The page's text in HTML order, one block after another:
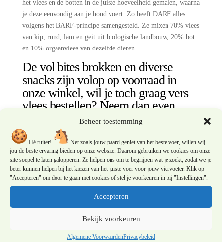
Beheer toestemming
Hé ruiter!
Net zoals jouw paard geniet van het beste voer, willen wij
jou de beste ervaring bieden op onze website. Daarom gebruiken we cookies om onze
site soepel te laten galopperen. Ze helpen ons om te begrijpen wat je zoekt, zodat we je
beter kunnen helpen bij het kiezen van het juiste voer voor jouw viervoeter. Klik op
"Accepteren" om door te gaan met cookies of stel je voorkeuren in bij "Instellingen".
Accepteren
Bekijk voorkeuren
Algemene VoorwaardenPrivacybeleid
het vlees en de botten in de juiste hoeveelheid gemalen, waarna
je deze eenvoudig aan je hond voert. Zo heeft DARF alles
volgens het BARF-principe samengesteld. Ze mixen 70% vlees
van kip, rund, lam en geit uit biologische landbouw, 20% bot
en 10% orgaanvlees van dezelfde dieren.
De vol bites brokken en diverse
snacks zijn volop op voorraad in
onze winkel, wil je toch graag vers
vlees bestellen? Neem dan even
contact met ons op!
0 reacties
Een reactie plaatsen
Je e-mailadres wordt niet gepubliceerd.
gemarkeerd met*